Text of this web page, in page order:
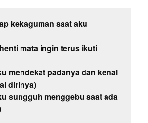
kekaguman saat aku
mata ingin terus ikuti
mendekat padanya dan kenal
dirinya)
sungguh menggebu saat ada